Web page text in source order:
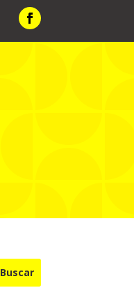
Buscar